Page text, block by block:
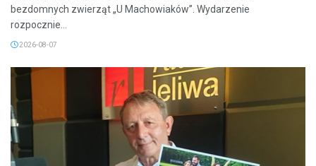
bezdomnych zwierząt „U Machowiaków”. Wydarzenie
rozpocznie...
2026-08-07